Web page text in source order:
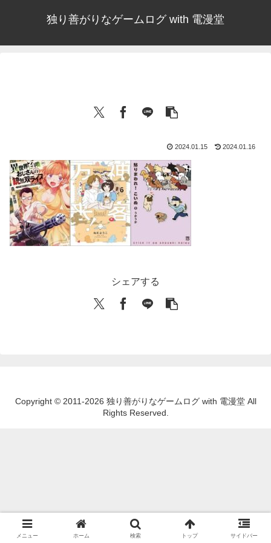
独り善がりなゲームログ with 電漫堂
2024.01.15 2024.01.16
シェアする
Copyright © 2011-2026 独り善がりなゲームログ with 電漫堂 All
Rights Reserved.
メニュー ホーム 検索 トップ サイドバー